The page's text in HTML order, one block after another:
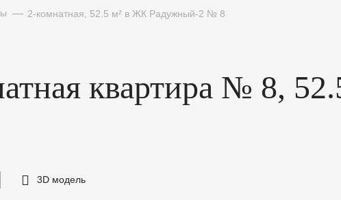
2-комнатная, 52.5 м² в ЖК Радужный-2 № 8
квартира № 8,
3D модель